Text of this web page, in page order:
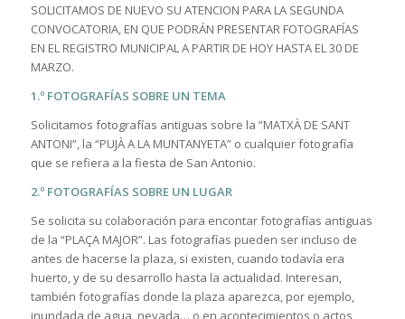
SOLICITAMOS DE NUEVO SU ATENCION PARA LA SEGUNDA
CONVOCATORIA, EN QUE PODRÁN PRESENTAR FOTOGRAFÍAS
EN EL REGISTRO MUNICIPAL A PARTIR DE HOY HASTA EL 30 DE
MARZO.
1.º FOTOGRAFÍAS SOBRE UN TEMA
Solicitamos fotografías antiguas sobre la ”MATXÀ DE SANT
ANTONI”, la “PUJÀ A LA MUNTANYETA” o cualquier fotografía
que se refiera a la fiesta de San Antonio.
2.º FOTOGRAFÍAS SOBRE UN LUGAR
Se solicita su colaboración para encontar fotografías antiguas
de la “PLAÇA MAJOR”. Las fotografías pueden ser incluso de
antes de hacerse la plaza, si existen, cuando todavía era
huerto, y de su desarrollo hasta la actualidad. Interesan,
también fotografías donde la plaza aparezca, por ejemplo,
inundada de agua, nevada… o en acontecimientos o actos